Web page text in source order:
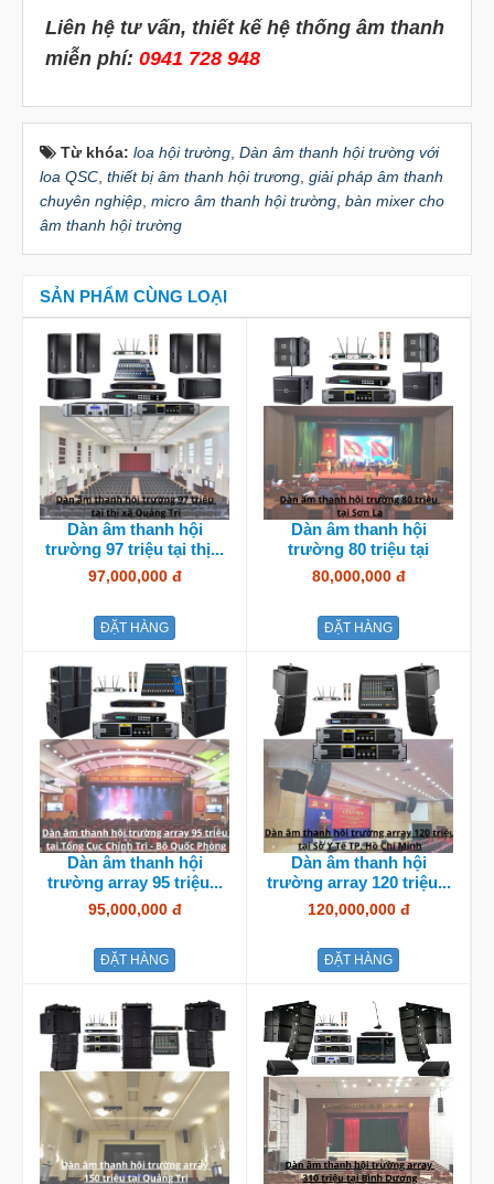
Liên hệ tư vấn, thiết kế hệ thống âm thanh
miễn phí: 0941 728 948
Từ khóa: loa hội trường, Dàn âm thanh hội trường với
loa QSC, thiết bị âm thanh hội trương, giải pháp âm thanh
chuyên nghiệp, micro âm thanh hội trường, bàn mixer cho
âm thanh hội trường
SẢN PHẨM CÙNG LOẠI
Dàn âm thanh hội
trường 97 triệu tại thị...
97,000,000 đ
ĐẶT HÀNG
Dàn âm thanh hội
trường 80 triệu tại
Sơn...
80,000,000 đ
ĐẶT HÀNG
Dàn âm thanh hội
trường array 95 triệu...
95,000,000 đ
ĐẶT HÀNG
Dàn âm thanh hội
trường array 120 triệu...
120,000,000 đ
ĐẶT HÀNG